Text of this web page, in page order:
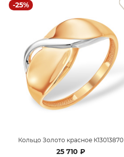
-25%
Кольцо Золото красное К13013870
25 710 ₽